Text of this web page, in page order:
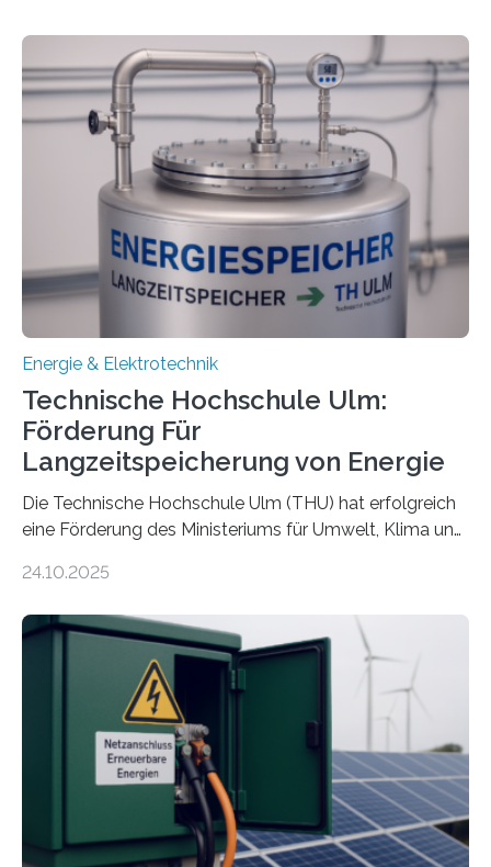
Energie & Elektrotechnik
Technische Hochschule Ulm:
Förderung Für
Langzeitspeicherung von Energie
Die Technische Hochschule Ulm (THU) hat erfolgreich
eine Förderung des Ministeriums für Umwelt, Klima und
Forschungsprojekt „LAGER – Langzeitspeicherung in
Quartieren“ eingeworben. Ziel des Projekts ist die
Entwicklung, Erprobung und Demonstration von
Konzepten zur langfristigen Energiespeicherung in
sektorübergreifend vernetzten Energiesystemen. Das
Projekt startete am 15. Oktober 2025, hat eine Laufzeit
von drei Jahren und ein Gesamtvolumen von rund 2,9
Millionen Euro, wovon 2,6 Millionen Euro durch das
Ministerium für Umwelt, Klima und…
24.10.2025